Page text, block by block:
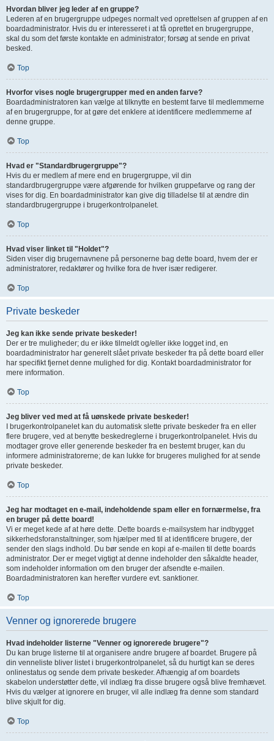
Hvordan bliver jeg leder af en gruppe?
Lederen af en brugergruppe udpeges normalt ved oprettelsen af gruppen af en
boardadministrator. Hvis du er interesseret i at få oprettet en brugergruppe,
skal du som det første kontakte en administrator; forsøg at sende en privat
besked.
Top
Hvorfor vises nogle brugergrupper med en anden farve?
Boardadministratoren kan vælge at tilknytte en bestemt farve til medlemmerne
af en brugergruppe, for at gøre det enklere at identificere medlemmerne af
denne gruppe.
Top
Hvad er "Standardbrugergruppe"?
Hvis du er medlem af mere end en brugergruppe, vil din
standardbrugergruppe være afgørende for hvilken gruppefarve og rang der
vises for dig. En boardadministrator kan give dig tilladelse til at ændre din
standardbrugergruppe i brugerkontrolpanelet.
Top
Hvad viser linket til "Holdet"?
Siden viser dig brugernavnene på personerne bag dette board, hvem der er
administratorer, redaktører og hvilke fora de hver især redigerer.
Top
Private beskeder
Jeg kan ikke sende private beskeder!
Der er tre muligheder; du er ikke tilmeldt og/eller ikke logget ind, en
boardadministrator har generelt slået private beskeder fra på dette board eller
har specifikt fjernet denne mulighed for dig. Kontakt boardadministrator for
mere information.
Top
Jeg bliver ved med at få uønskede private beskeder!
I brugerkontrolpanelet kan du automatisk slette private beskeder fra en eller
flere brugere, ved at benytte beskedreglerne i brugerkontrolpanelet. Hvis du
modtager grove eller generende beskeder fra en bestemt bruger, kan du
informere administratorerne; de kan lukke for brugeres mulighed for at sende
private beskeder.
Top
Jeg har modtaget en e-mail, indeholdende spam eller en fornærmelse, fra
en bruger på dette board!
Vi er meget kede af at høre dette. Dette boards e-mailsystem har indbygget
sikkerhedsforanstaltninger, som hjælper med til at identificere brugere, der
sender den slags indhold. Du bør sende en kopi af e-mailen til dette boards
administrator. Der er meget vigtigt at denne indeholder den såkaldte header,
som indeholder information om den bruger der afsendte e-mailen.
Boardadministratoren kan herefter vurdere evt. sanktioner.
Top
Venner og ignorerede brugere
Hvad indeholder listerne "Venner og ignorerede brugere"?
Du kan bruge listerne til at organisere andre brugere af boardet. Brugere på
din venneliste bliver listet i brugerkontrolpanelet, så du hurtigt kan se deres
onlinestatus og sende dem private beskeder. Afhængig af om boardets
skabelon understøtter dette, vil indlæg fra disse brugere også blive fremhævet.
Hvis du vælger at ignorere en bruger, vil alle indlæg fra denne som standard
blive skjult for dig.
Top